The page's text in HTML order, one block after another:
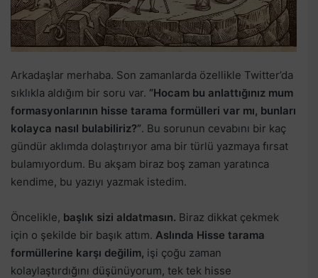
Arkadaşlar merhaba. Son zamanlarda özellikle Twitter’da
sıklıkla aldığım bir soru var. “Hocam bu anlattığınız mum
formasyonlarının hisse tarama formülleri var mı, bunları
kolayca nasıl bulabiliriz?”. Bu sorunun cevabını bir kaç
gündür aklımda dolaştırıyor ama bir türlü yazmaya fırsat
bulamıyordum. Bu akşam biraz boş zaman yaratınca
kendime, bu yazıyı yazmak istedim.
Öncelikle, başlık sizi aldatmasın. Biraz dikkat çekmek
için o şekilde bir başık attım. Aslında Hisse tarama
formüllerine karşı değilim, işi çoğu zaman
kolaylaştırdığını düşünüyorum, tek tek hisse